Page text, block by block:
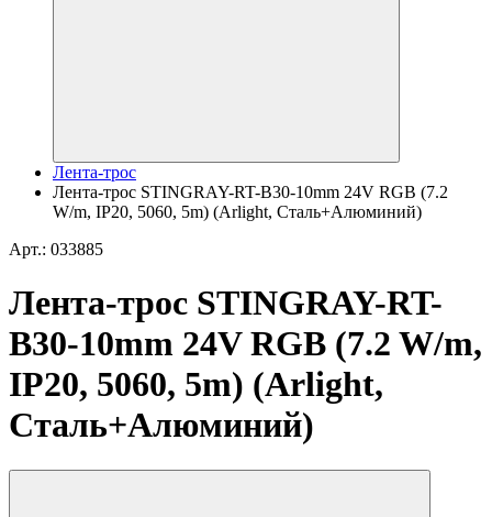
Лента-трос
Лента-трос STINGRAY-RT-B30-10mm 24V RGB (7.2
W/m, IP20, 5060, 5m) (Arlight, Сталь+Алюминий)
Арт.: 033885
Лента-трос STINGRAY-RT-
B30-10mm 24V RGB (7.2 W/m,
IP20, 5060, 5m) (Arlight,
Сталь+Алюминий)